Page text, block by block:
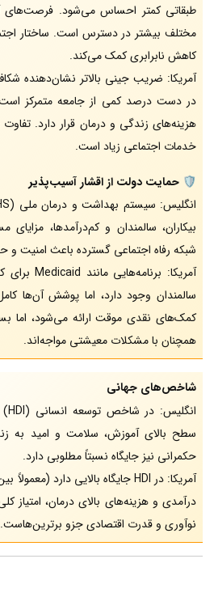
طبقاتی کمتر احساس می‌شود. فرصت‌های
مختلف بیشتر در دسترس است. ساختار
کاهش نابرابری کمک می‌کند.
آمریکا: ضریب جینی بالاتر نشان‌دهنده
در دست درصد کمی از جامعه متمرکز
هزینه‌های زندگی و درمان قرار دارد.
خدمات اجتماعی زیاد است.
🛡️ حمایت دولت از اقشار آسیب‌پذیر
بیکاران، سالمندان و کم‌درآمدها،
شبکه رفاه اجتماعی گسترده باعث امنیت
کمک‌های نقدی موقت ارائه می‌شود، اما
همچنان با مشکلات معیشتی مواجه‌اند.
شاخص‌های جهانی
سطح بالای آموزش، سلامت و امید به
حکمرانی نیز جایگاه نسبتاً مطلوبی دارد.
درآمدی و هزینه‌های بالای درمان، امتیاز
نوآوری و قدرت اقتصادی جزو برترین‌هاست.